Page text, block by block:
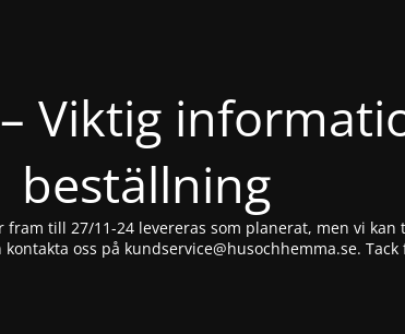
Viktig
beställning
till 27/11-24 levereras som planerat, men vi
oss på kundservice@husochhemma.se.